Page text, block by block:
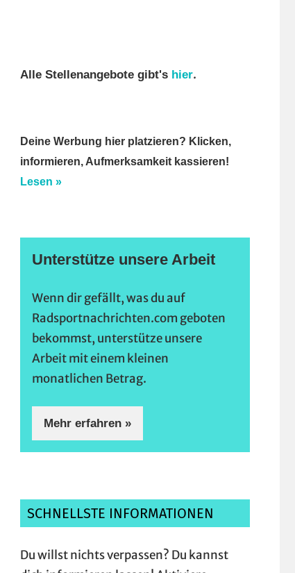
Alle Stellenangebote gibt's hier.
Deine Werbung hier platzieren? Klicken,
informieren, Aufmerksamkeit kassieren!
Lesen »
Unterstütze unsere Arbeit
Wenn dir gefällt, was du auf
Radsportnachrichten.com geboten
bekommst, unterstütze unsere
Arbeit mit einem kleinen
monatlichen Betrag.
Mehr erfahren »
SCHNELLSTE INFORMATIONEN
Du willst nichts verpassen? Du kannst